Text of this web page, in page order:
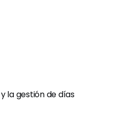
la gestión de días